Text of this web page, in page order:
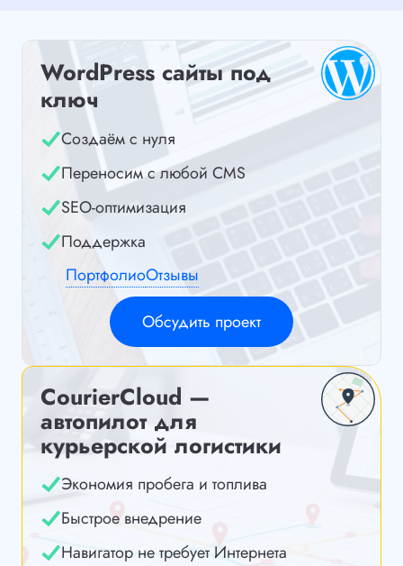
WordPress сайты под
ключ
Создаём с нуля
Переносим с любой CMS
SEO-оптимизация
Поддержка
ПортфолиоОтзывы
Обсудить проект
CourierCloud —
автопилот для
курьерской логистики
Экономия пробега и топлива
Быстрое внедрение
Навигатор не требует Интернета